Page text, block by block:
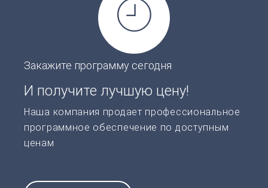
Закажите программу сегодня
И получите лучшую цену!
Наша компания продает профессиональное
программное обеспечение по доступным
ценам